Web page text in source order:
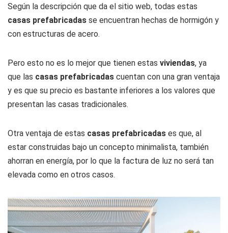
Según la descripción que da el sitio web, todas estas
casas prefabricadas se encuentran hechas de hormigón y
con estructuras de acero.
Pero esto no es lo mejor que tienen estas viviendas, ya
que las casas prefabricadas cuentan con una gran ventaja
y es que su precio es bastante inferiores a los valores que
presentan las casas tradicionales.
Otra ventaja de estas casas prefabricadas es que, al
estar construidas bajo un concepto minimalista, también
ahorran en energía, por lo que la factura de luz no será tan
elevada como en otros casos.